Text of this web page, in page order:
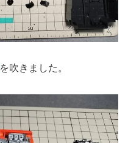
を吹きました。